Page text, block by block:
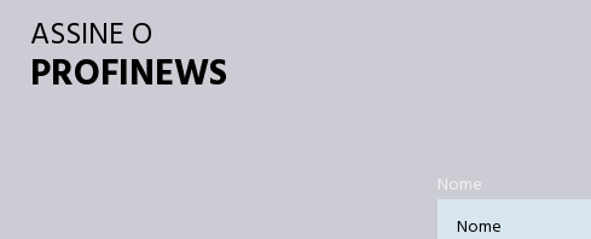
ASSINE O
PROFINEWS
Nome